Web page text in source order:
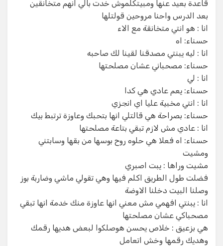
قاعدة بعيد عنها ومبيتكلموش خدت بالي انهم متخانقين
بعد الدرس واحنا مروحين قولتلها
انا : هو انتي متخانقة مع الاء
حسناء: اه
انا : ليه يبنتي مصدقنا لقينا لك صاحبه
حسناء: مصحباني عشان مصلحتها
انا : لي
حسناء: يعم عادي هي كدا
انا : انتي مخبية عليا اي انجزي
حسناء: بصراحة هي قالتلي انها بتحبك وعاوزة ترتبط بيك
انا : عادي مش لازم تبقي بتاعة مصلحتها
حسناء: اه فعلا هي حلوه روح بوسها من بقها وسابتني
ومشيت
مشيت وراها : يبت اصبري
فضلت طول الطريق اكلم فيها وهي تقولي ماشي وضاربة بوز
‏وصلنا البيت دخلنا الاوضة
‏انا : يبنتي افهمي مش معني انها عاوزة منك خدمة انها تبقي
مصحباكي عشان مصلحتها
‏هي بزعيق : خلاص يحسن هوصلكوا لبعض هديها رقمك
وهديك رقمها وخش اتعامل